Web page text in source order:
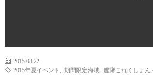
2015.08.22
2015年夏イベント
期間限定海域 艦隊これくしょん